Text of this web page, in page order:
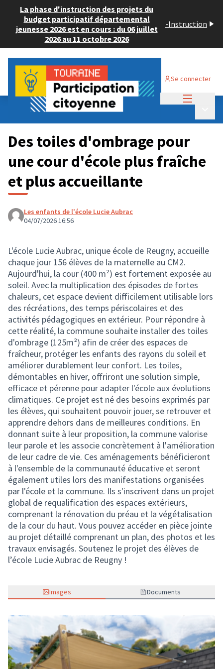
La phase d'instruction des projets du
budget participatif départemental
jeunesse 2026 est en cours : du 06 juillet
2026 au 11 octobre 2026
-Instruction
Se connecter
Budget Participatif JEUNESSE 2026
💡 Consulter les projets déposés
Des toiles d'ombrage pour
une cour d'école plus fraîche
et plus accueillante
Les enfants de l'école Lucie Aubrac
04/07/2026 16:56
L'école Lucie Aubrac, unique école de Reugny, accueille
chaque jour 156 élèves de la maternelle au CM2.
Aujourd'hui, la cour (400 m²) est fortement exposée au
soleil. Avec la multiplication des épisodes de fortes
chaleurs, cet espace devient difficilement utilisable lors
des récréations, des temps périscolaires et des
activités pédagogiques en extérieur. Pour répondre à
cette réalité, la commune souhaite installer des toiles
d'ombrage (125m²) afin de créer des espaces de
fraîcheur, protéger les enfants des rayons du soleil et
améliorer durablement leur confort. Les toiles,
démontables en hiver, offriront une solution simple,
efficace et pérenne pour adapter l'école aux évolutions
climatiques. Ce projet est né des besoins exprimés par
les élèves, qui souhaitent pouvoir jouer, se retrouver et
apprendre dehors dans de meilleures conditions. En
donnant suite à leur proposition, la commune valorise
leur parole et les associe concrètement à l'amélioration
de leur cadre de vie. Ces aménagements bénéficieront
à l'ensemble de la communauté éducative et seront
également utiles lors des manifestations organisées
par l'école et la commune. Ils s'inscrivent dans un projet
global de requalification des espaces extérieurs,
comprenant la rénovation du préau et la végétalisation
de la cour du haut. Vous pouvez accéder en pièce jointe
au projet détaillé comprenant un plan, des photos et les
travaux envisagés. Soutenez le projet des élèves de
l’école Lucie Aubrac de Reugny !
Images Documents